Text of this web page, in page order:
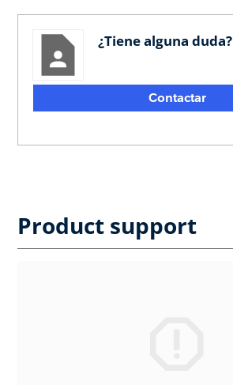
¿Tiene alguna duda?
Contactar
Product support